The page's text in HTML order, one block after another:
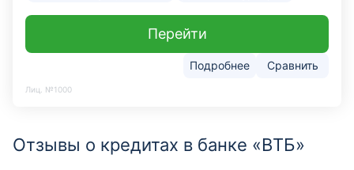
Подробнее Сравнить
Перейти
Лиц. №1000
Отзывы о кредитах в банке «ВТБ»